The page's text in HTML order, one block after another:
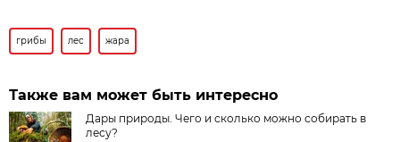
грибы лес жара
Также вам может быть интересно
Дары природы. Чего и сколько можно собирать в
лесу?